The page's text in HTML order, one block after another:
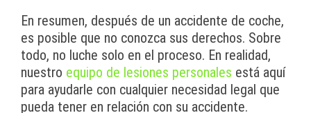
En resumen, después de un accidente de coche,
es posible que no conozca sus derechos. Sobre
todo, no luche solo en el proceso. En realidad,
nuestro equipo de lesiones personales está aquí
para ayudarle con cualquier necesidad legal que
pueda tener en relación con su accidente.